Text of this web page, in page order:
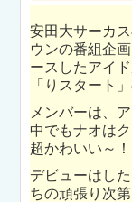
安田大サーカ
ウンの番組企
ースしたアイ
「りスタート
メンバーは、
中でもナオは
超かわいい～！
デビューはし
ちの頑張り次第